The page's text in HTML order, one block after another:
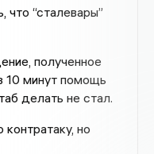
“сталевары”
полученное
10 минут помощь
делать не стал.
но